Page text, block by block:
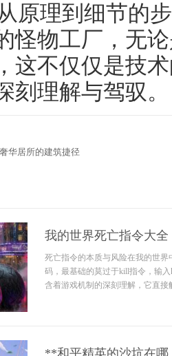
原理到细节的
怪物工厂，无
这不仅仅是技
刻理解与驾驭。
华居所的建筑捷径
我的世界死亡指令大
死亡指令的本质与风险在我的世
码，最基础的莫过于kill指令，输
含着游戏机制的深刻理解，它直接
**和平精英的沙坑在